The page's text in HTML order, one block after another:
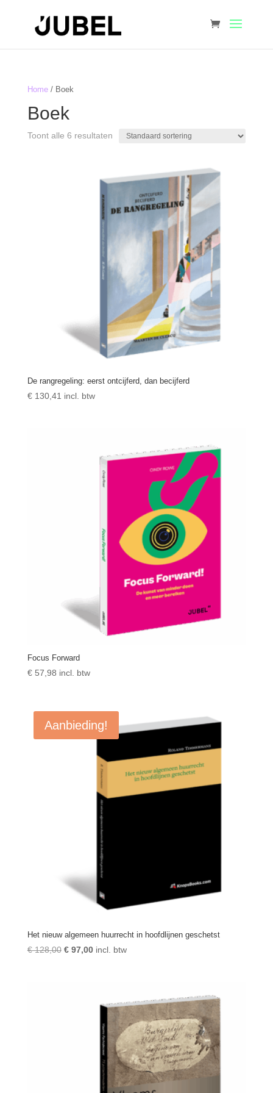
Home/ Boek
Boek
Toont alle 6 resultaten
De rangregeling: eerst ontcijferd, dan becijferd
€130,41 incl. btw
Focus Forward
€57,98 incl. btw
Aanbieding!
Het nieuw algemeen huurrecht in hoofdlijnen geschetst
€128,00 Oorspronkelijke
€97,00Huidige
incl. btw